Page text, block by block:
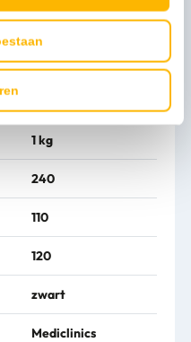
Aanraking met dispenser
uw bezoekers in de
1 kg
240
110
120
zwart
Mediclinics